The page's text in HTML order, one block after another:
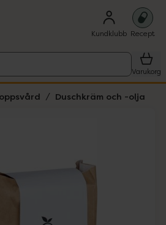
Kundklubb Recept
Varukorg
Duschkräm och -olja
1 objekt.